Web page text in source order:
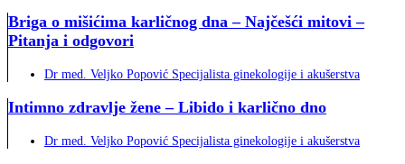
Briga o mišićima karličnog dna – Najčešći mitovi –
Pitanja i odgovori
Dr med. Veljko Popović Specijalista ginekologije i akušerstva
Intimno zdravlje žene – Libido i karlično dno
Dr med. Veljko Popović Specijalista ginekologije i akušerstva